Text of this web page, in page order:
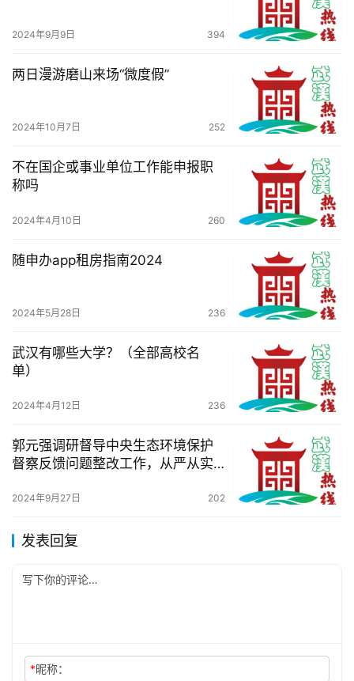
服
航
2024年9月9日 394
两日漫游磨山来场“微度假”
2024年10月7日 252
不在国企或事业单位工作能申报职
称吗
2024年4月10日 260
随申办app租房指南2024
2024年5月28日 236
武汉有哪些大学？（全部高校名
单）
2024年4月12日 236
郭元强调研督导中央生态环境保护
督察反馈问题整改工作，从严从实
生态环境质量持续改善
2024年9月27日 202
发表回复
*昵称：